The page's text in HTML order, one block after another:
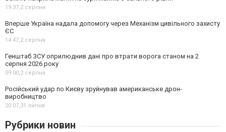
19:37,2 серпня
Вперше Україна надала допомогу через Механізм цивільного захисту
ЄС
14:47,2 серпня
Генштаб ЗСУ оприлюднив дані про втрати ворога станом на 2
серпня 2026 року
09:00,2 серпня
Російський удар по Києву зруйнував американське дрон-
виробництво
20:07,31 липня
Рубрики новин